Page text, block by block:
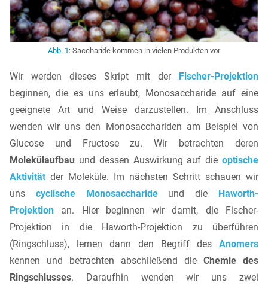
Abb. 1 : Saccharide kommen in vielen Produkten vor
Wir werden dieses Skript mit der Fischer-Projektion
beginnen, die es uns erlaubt, Monosaccharide auf eine
geeignete Art und Weise darzustellen. Im Anschluss
wenden wir uns den Monosacchariden am Beispiel von
Glucose und Fructose zu. Wir betrachten deren
Molekülaufbau und dessen Auswirkung auf die optische
Aktivität der Moleküle. Im nächsten Schritt schauen wir
uns cyclische Monosaccharideund die Haworth-
Projektion an. Hier beginnen wir damit, die Fischer-
Projektion in die Haworth-Projektion zu überführen
(Ringschluss), lernen dann den Begriff des Anomers
kennen und betrachten abschließend die Chemie des
Ringschlusses. Daraufhin wenden wir uns zwei